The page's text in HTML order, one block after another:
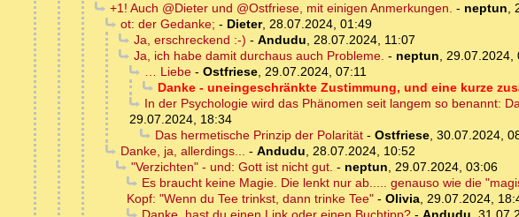
+1! Auch @Dieter und @Ostfriese, mit einigen Anmerkungen. - neptun,
ot: der Gedanke; - Dieter, 28.07.2024, 01:49
Ja, erschreckend :-) - Andudu, 28.07.2024, 11:07
Ja, ich habe damit durchaus auch Probleme. - neptun, 29.07.2024,
… Liebe- Ostfriese, 29.07.2024, 07:11
Danke - uneingeschränkte Zustimmung, und eine kurze
In der Psychologie wird das Phänomen seit langem so benannt:
29.07.2024, 18:34
Das hermetische Prinzip der Polarität- Ostfriese, 30.07.2024,
Danke, ja, allerdings... - Andudu, 28.07.2024, 10:52
"Verzichten" - und: Gott ist nicht gut. - neptun, 29.07.2024, 03:06
Es braucht keine Magie. Die lenkt nur ab..... genauso wie die
Kopf: "Wenn du Tee trinkst, dann trinke Tee" - Olivia, 29.07.2024,